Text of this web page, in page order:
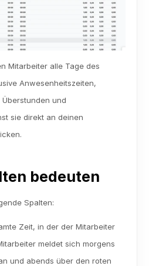
Mitarbeiter alle Tage des
Anwesenheitszeiten,
und
sie direkt an deinen
bedeuten
Spalten:
Zeit, in der der Mitarbeiter
meldet sich morgens
und abends über den roten